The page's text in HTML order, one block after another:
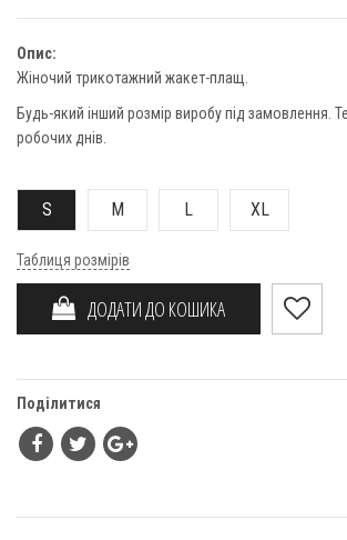
Опис:
Жіночий трикотажний жакет-плащ.
Будь-який інший розмір виробу під замовлення.
робочих днів.
S M L XL
Таблиця розмірів
ДОДАТИ ДО КОШИКА
Поділитися